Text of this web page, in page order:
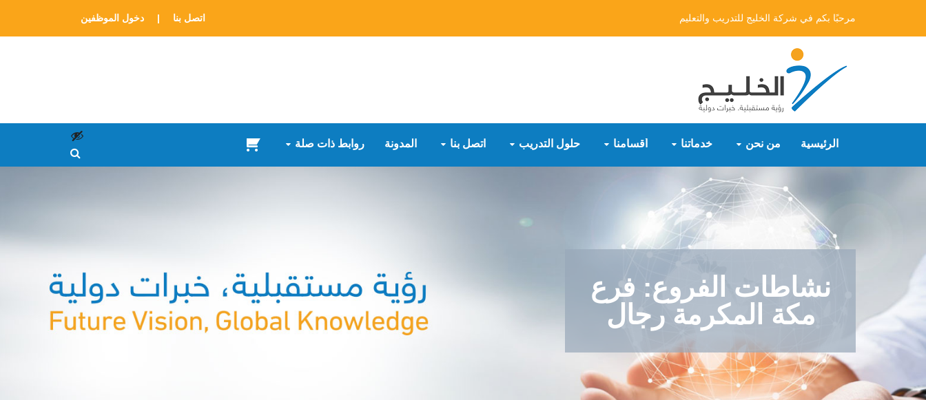
مرحبًا بكم في شركة الخليج للتدريب والتعليم اتصل بنا | دخول الموظفين
الرئيسية من نحن خدماتنا أقسامنا حلول التدريب اتصل بنا المدونة
روابط ذات صلة
المشتريات
نشاطات الفروع: فرع
مكة المكرمة رجال